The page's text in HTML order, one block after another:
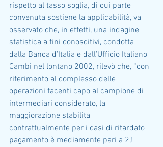
rispetto al tasso soglia, di cui parte
convenuta sostiene la applicabilità, va
osservato che, in effetti, una indagine
statistica a fini conoscitivi, condotta
dalla Banca d’Italia e dall’Ufficio Italiano
Cambi nel lontano 2002, rilevò che, “con
riferimento al complesso delle
operazioni facenti capo al campione di
intermediari considerato, la
maggiorazione stabilita
contrattualmente per i casi di ritardato
pagamento è mediamente pari a 2,!